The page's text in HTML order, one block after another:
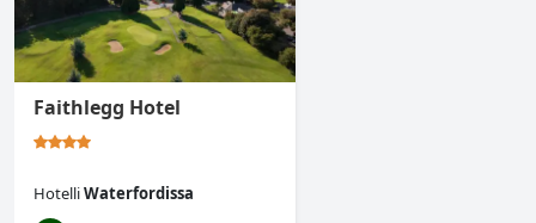
Faithlegg Hotel
HotelliWaterfordissa